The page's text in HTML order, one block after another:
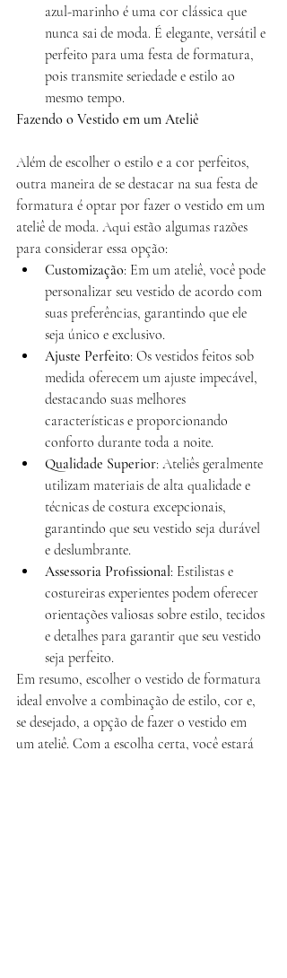
azul-marinho é uma cor clássica que
nunca sai de moda. É elegante, versátil e
perfeito para uma festa de formatura,
pois transmite seriedade e estilo ao
mesmo tempo.
Fazendo o Vestido em um Ateliê
Além de escolher o estilo e a cor perfeitos,
outra maneira de se destacar na sua festa de
formatura é optar por fazer o vestido em um
ateliê de moda. Aqui estão algumas razões
para considerar essa opção:
Customização: Em um ateliê, você pode
personalizar seu vestido de acordo com
suas preferências, garantindo que ele
seja único e exclusivo.
Ajuste Perfeito: Os vestidos feitos sob
medida oferecem um ajuste impecável,
destacando suas melhores
características e proporcionando
conforto durante toda a noite.
Qualidade Superior: Ateliês geralmente
utilizam materiais de alta qualidade e
técnicas de costura excepcionais,
garantindo que seu vestido seja durável
e deslumbrante.
Assessoria Profissional: Estilistas e
costureiras experientes podem oferecer
orientações valiosas sobre estilo, tecidos
e detalhes para garantir que seu vestido
seja perfeito.
Em resumo, escolher o vestido de formatura
ideal envolve a combinação de estilo, cor e,
se desejado, a opção de fazer o vestido em
um ateliê. Com a escolha certa, você estará